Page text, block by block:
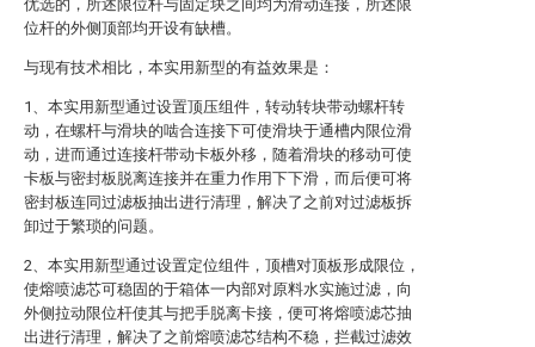
优选的，所述限位杆与固定块之间均为滑动连接，所述限
位杆的外侧顶部均开设有缺槽。
与现有技术相比，本实用新型的有益效果是：
1、本实用新型通过设置顶压组件，转动转块带动螺杆转
动，在螺杆与滑块的啮合连接下可使滑块于通槽内限位滑
动，进而通过连接杆带动卡板外移，随着滑块的移动可使
卡板与密封板脱离连接并在重力作用下下滑，而后便可将
密封板连同过滤板抽出进行清理，解决了之前对过滤板拆
卸过于繁琐的问题。
2、本实用新型通过设置定位组件，顶槽对顶板形成限位，
使熔喷滤芯可稳固的于箱体一内部对原料水实施过滤，向
外侧拉动限位杆使其与把手脱离卡接，便可将熔喷滤芯抽
出进行清理，解决了之前熔喷滤芯结构不稳，拦截过滤效